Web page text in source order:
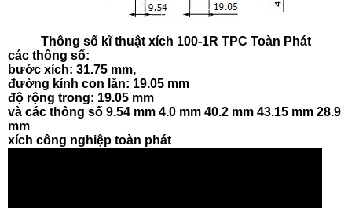
Thông số kĩ thuật xích 100-1R TPC Toàn Phát
các thông số:
bước xích: 31.75 mm,
đường kính con lăn: 19.05 mm
độ rộng trong: 19.05 mm
và các thông số 9.54 mm 4.0 mm 40.2 mm 43.15 mm 28.9
mm
xích công nghiệp toàn phát